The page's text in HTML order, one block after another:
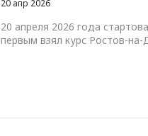
20 апр 2026
20 апреля 2026 года
первым взял курс Ростов-